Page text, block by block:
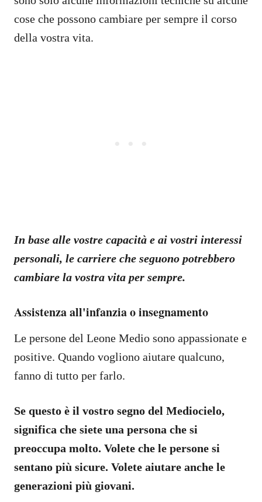
cose che possono cambiare per sempre il corso
della vostra vita.
In base alle vostre capacità e ai vostri interessi
personali, le carriere che seguono potrebbero
cambiare la vostra vita per sempre.
Assistenza all'infanzia o insegnamento
Le persone del Leone Medio sono appassionate e
positive. Quando vogliono aiutare qualcuno,
fanno di tutto per farlo.
Se questo è il vostro segno del Mediocielo,
significa che siete una persona che si
preoccupa molto. Volete che le persone si
sentano più sicure. Volete aiutare anche le
generazioni più giovani.